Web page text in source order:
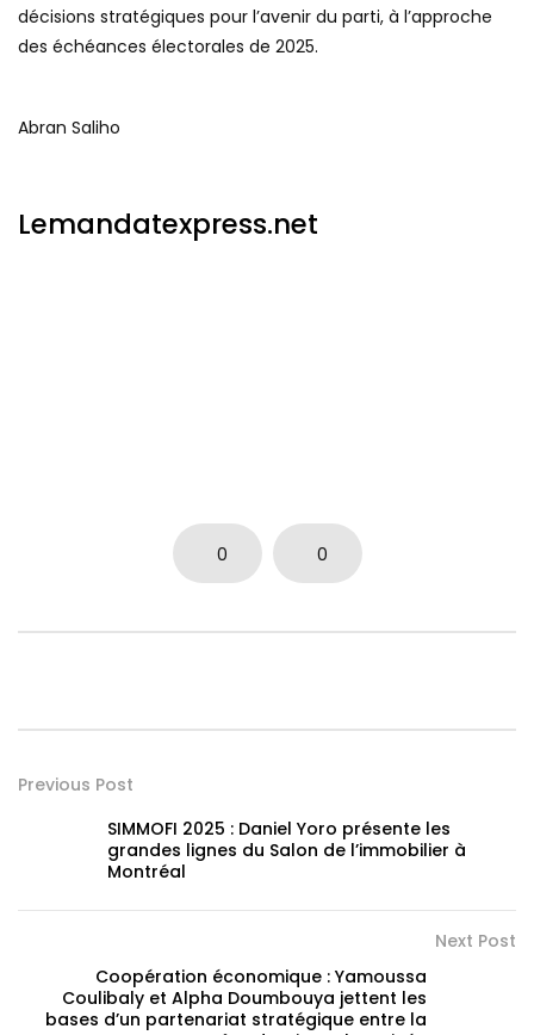
décisions stratégiques pour l’avenir du parti, à l’approche
des échéances électorales de 2025.
Abran Saliho
Lemandatexpress.net
0 0
Previous Post
SIMMOFI 2025 : Daniel Yoro présente les
grandes lignes du Salon de l’immobilier à
Montréal
Next Post
Coopération économique : Yamoussa
Coulibaly et Alpha Doumbouya jettent les
bases d’un partenariat stratégique entre la